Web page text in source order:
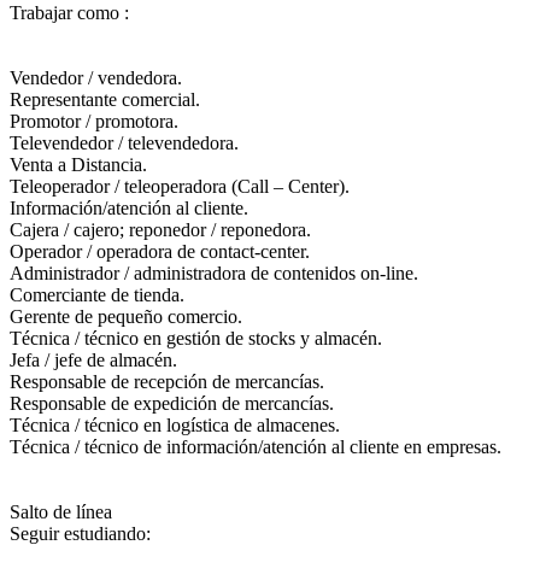
Trabajar como :
Vendedor / vendedora.
Representante comercial.
Promotor / promotora.
Televendedor / televendedora.
Venta a Distancia.
Teleoperador / teleoperadora (Call – Center).
Información/atención al cliente.
Cajera / cajero; reponedor / reponedora.
Operador / operadora de contact-center.
Administrador / administradora de contenidos on-line.
Comerciante de tienda.
Gerente de pequeño comercio.
Técnica / técnico en gestión de stocks y almacén.
Jefa / jefe de almacén.
Responsable de recepción de mercancías.
Responsable de expedición de mercancías.
Técnica / técnico en logística de almacenes.
Técnica / técnico de información/atención al cliente en empresas.
Salto de línea
Seguir estudiando: